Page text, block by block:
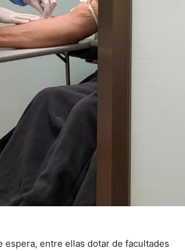
espera, entre ellas dotar de facultades